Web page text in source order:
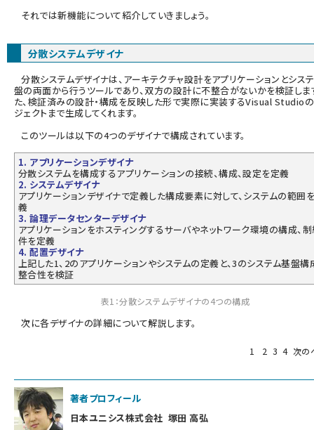
それでは新機能について紹介していきましょう。
分散システムデザイナ
分散システムデザイナは、アーキテクチャ設計をアプリケーションとシス
盤の両面から行うツールであり、双方の設計に不整合がないかを検証しま
た、検証済みの設計・構成を反映した形で実際に実装するVisual Studio
ジェクトまで生成してくれます。
このツールは以下の4つのデザイナで構成されています。
1. アプリケーションデザイナ
分散システムを構成するアプリケーションの接続、構成、設定を定義
2. システムデザイナ
アプリケーションデザイナで定義した構成要素に対して、システムの範囲
義
3. 論理データセンターデザイナ
アプリケーションをホスティングするサーバやネットワーク環境の構成、
件を定義
4. 配置デザイナ
上記した1、2のアプリケーションやシステムの定義と、3のシステム基盤構
整合性を検証
表1：分散システムデザイナの4つの構成
次に各デザイナの詳細について解説します。
1 2 3 4 次の
著者プロフィール
日本ユニシス株式会社 塚田 高弘